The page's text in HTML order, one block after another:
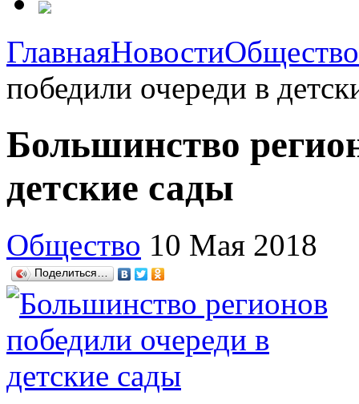
ГлавнаяНовостиОбщество
победили очереди в
Большинство
детские сады
Общество 10 Мая 2018
Поделиться…